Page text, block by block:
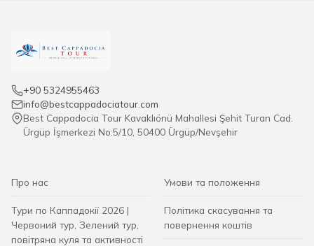
+90 5324955463
info@bestcappadociatour.com
Best Cappadocia Tour Kavaklıönü Mahallesi Şehit Turan Cad.
Ürgüp İşmerkezi No:5/10, 50400 Ürgüp/Nevşehir
Про нас
Тури по Каппадокії 2026 |
Червоний тур, Зелений тур,
повітряна куля та активності
Умови та положення
Політика скасування та
повернення коштів